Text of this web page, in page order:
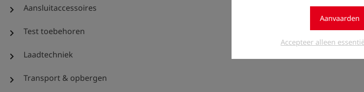
Aanvaarden
Accepteer alleen
chevron_right Aansluitaccessoires
chevron_right Test toebehoren
chevron_right Laadtechniek
chevron_right Transport & opbergen